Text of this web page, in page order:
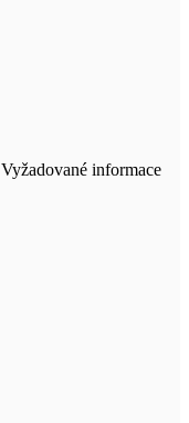
Vyžadované informace